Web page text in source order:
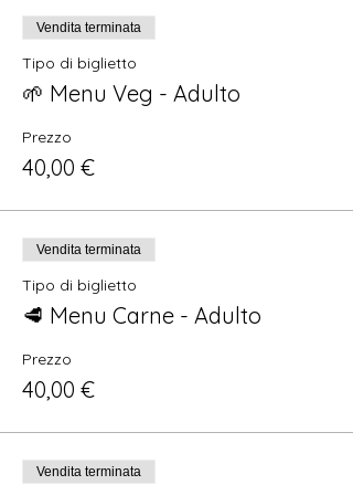
Vendita terminata
Tipo di biglietto
🌱 Menu Veg - Adulto
Prezzo
40,00 €
Vendita terminata
Tipo di biglietto
🥩 Menu Carne - Adulto
Prezzo
40,00 €
Vendita terminata